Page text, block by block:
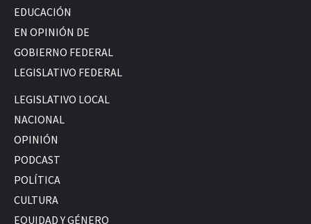
EDUCACIÓN
EN OPINIÓN DE
GOBIERNO FEDERAL
LEGISLATIVO FEDERAL
LEGISLATIVO LOCAL
NACIONAL
OPINIÓN
PODCAST
POLÍTICA
CULTURA
EQUIDAD Y GÉNERO